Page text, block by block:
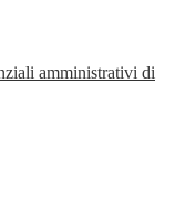
amministrativi di